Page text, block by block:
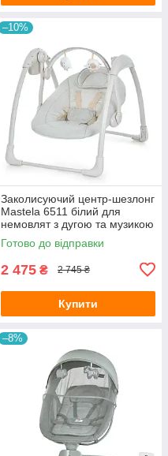
–10%
Заколисуючий центр-шезлонг
Mastela 6511 білий для
немовлят з дугою та музикою
Готово до відправки
2 475 ₴ 2 745 ₴
Купити
–8%